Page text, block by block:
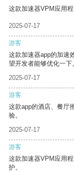
这款加速器VPM应用
2025-07-17
游客
这款加速器app的加速
望开发者能够优化一下
2025-07-17
游客
这款app的酒店、餐厅
验。
2025-07-17
游客
这款加速器VPM应用
护。